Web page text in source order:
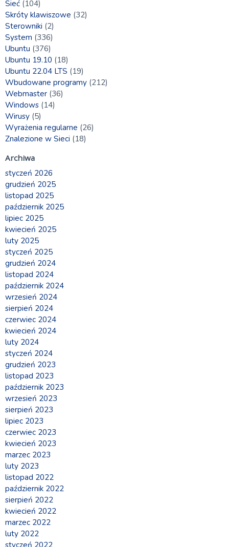
Sieć (104)
Skróty klawiszowe (32)
Sterowniki (2)
System (336)
Ubuntu (376)
Ubuntu 19.10 (18)
Ubuntu 22.04 LTS (19)
Wbudowane programy (212)
Webmaster (36)
Windows (14)
Wirusy (5)
Wyrażenia regularne (26)
Znalezione w Sieci (18)
Archiwa
styczeń 2026
grudzień 2025
listopad 2025
październik 2025
lipiec 2025
kwiecień 2025
luty 2025
styczeń 2025
grudzień 2024
listopad 2024
październik 2024
wrzesień 2024
sierpień 2024
czerwiec 2024
kwiecień 2024
luty 2024
styczeń 2024
grudzień 2023
listopad 2023
październik 2023
wrzesień 2023
sierpień 2023
lipiec 2023
czerwiec 2023
kwiecień 2023
marzec 2023
luty 2023
listopad 2022
październik 2022
sierpień 2022
kwiecień 2022
marzec 2022
luty 2022
styczeń 2022